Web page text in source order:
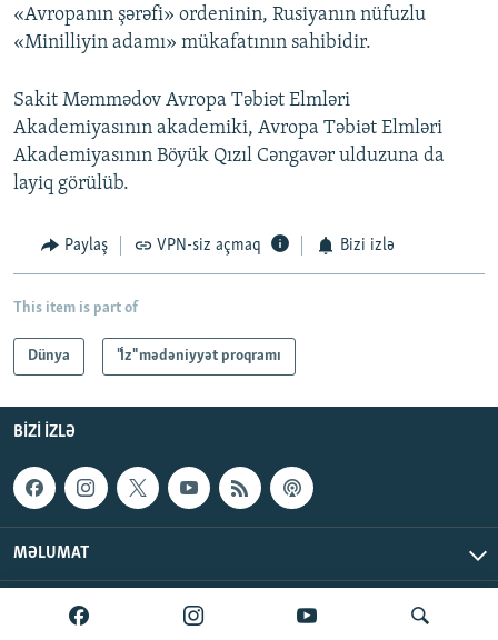
«Avropanın şərəfi» ordeninin, Rusiyanın nüfuzlu
«Minilliyin adamı» mükafatının sahibidir.
Sakit Məmmədov Avropa Təbiət Elmləri
Akademiyasının akademiki, Avropa Təbiət Elmləri
Akademiyasının Böyük Qızıl Cəngavər ulduzuna da
layiq görülüb.
Paylaş VPN-siz açmaq Bizi izlə
This item is part of
Dünya "İz" mədəniyyət proqramı
BIZI IZLƏ
MƏLUMAT
AzadlıqRadiosu © 2026 Inc. | Bütün hüquqlar qorunur